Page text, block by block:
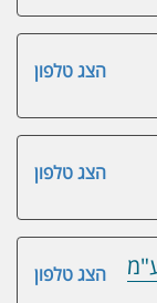
הצג טלפון
הצג טלפון
הצג טלפון